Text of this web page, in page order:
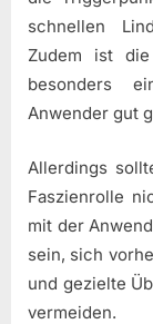
schnellen
Zudem ist
besonders
Anwender gut
Allerdings
Faszienrolle
mit der
sein, sich
und gezielte
vermeiden.